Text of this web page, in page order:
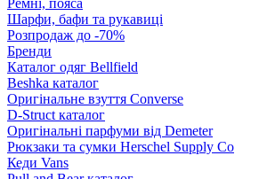
Ремні, пояса
Шарфи, бафи та рукавиці
Розпродаж до -70%
Бренди
Каталог одяг Bellfield
Beshka каталог
Оригінальне взуття Converse
D-Struct каталог
Оригінальні парфуми від Demeter
Рюкзаки та сумки Herschel Supply Co
Кеди Vans